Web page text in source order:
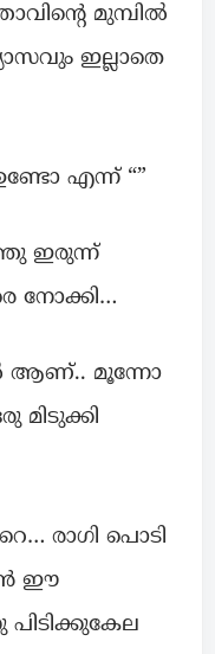
മുമ്പിൽ
ഇല്ലാതെ
എന്ന് “”
ഇരുന്ന്
നോക്കി…
ആണ്.. മൂന്നോ
മിടുക്കി
രാഗി പൊടി
ഈ